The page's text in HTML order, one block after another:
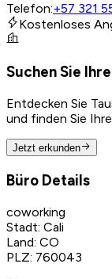
Telefon:+57 321
Kostenloses
Suchen Sie
Entdecken Sie
und finden Sie
Jetzt erkunden
Büro Details
coworking
Stadt: Cali
Land: CO
PLZ: 760043